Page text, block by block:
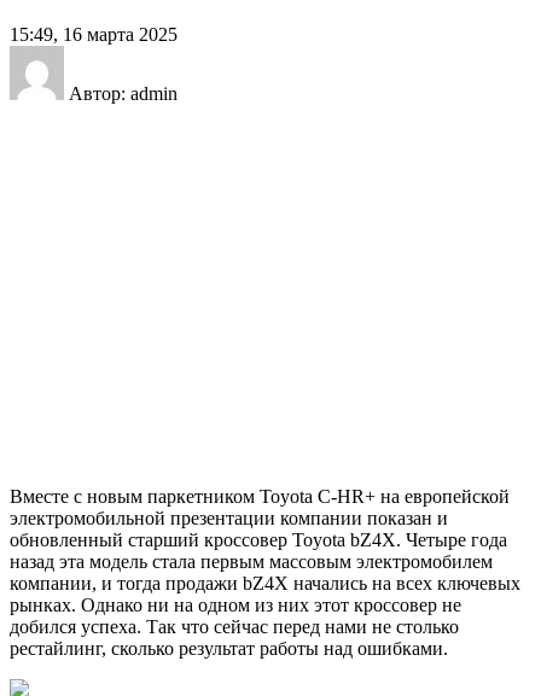
15:49, 16 марта 2025
Автор: admin
Вместе с новым паркетником Toyota C-HR+ на европейской
электромобильной презентации компании показан и
обновленный старший кроссовер Toyota bZ4X. Четыре года
назад эта модель стала первым массовым электромобилем
компании, и тогда продажи bZ4X начались на всех ключевых
рынках. Однако ни на одном из них этот кроссовер не
добился успеха. Так что сейчас перед нами не столько
рестайлинг, сколько результат работы над ошибками.